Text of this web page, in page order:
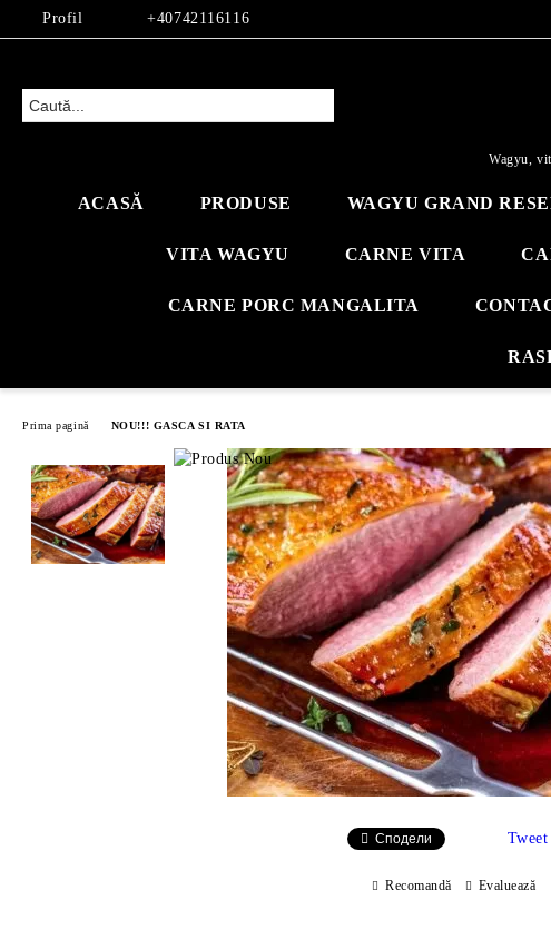
Profil +40742116116
Wagyu,
ACASĂ PRODUSE WAGYU GRAND
VITA WAGYU CARNE VITA
CARNE PORC MANGALITA
Prima pagină NOU!!! GASCA SI RATA
Сподели Tweet
Recomandă Evaluează